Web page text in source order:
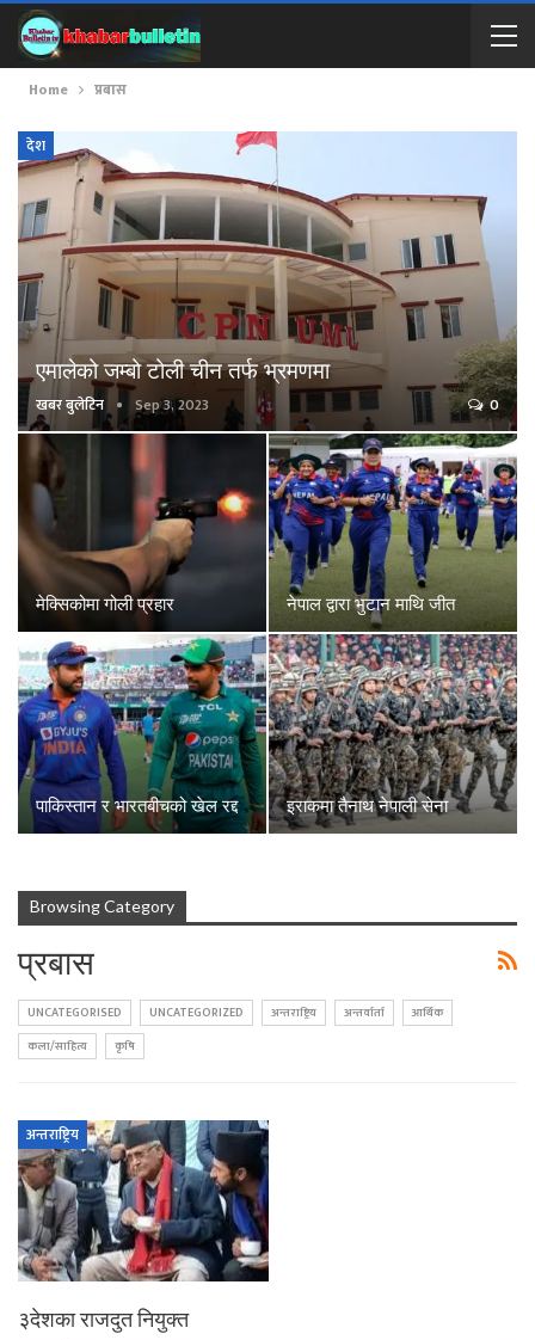
Home प्रबास
देश
एमालेको जम्बो टोली चीन तर्फ भ्रमणमा
खबर बुलेटिन Sep 3, 2023 0
मेक्सिकोमा गोली प्रहार नेपाल द्वारा भुटान माथि जीत
पाकिस्तान र भारतबीचको खेल रद्द इराकमा तैनाथ नेपाली सेना
Browsing Category
प्रबास
UNCATEGORISED UNCATEGORIZED अन्तराष्ट्रिय अन्तर्वार्ता
आर्थिक
कला/साहित्य
कृषि
अन्तराष्ट्रिय
३देशका राजदुत नियुक्त